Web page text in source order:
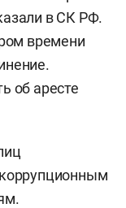
в СК РФ.
времени
об аресте